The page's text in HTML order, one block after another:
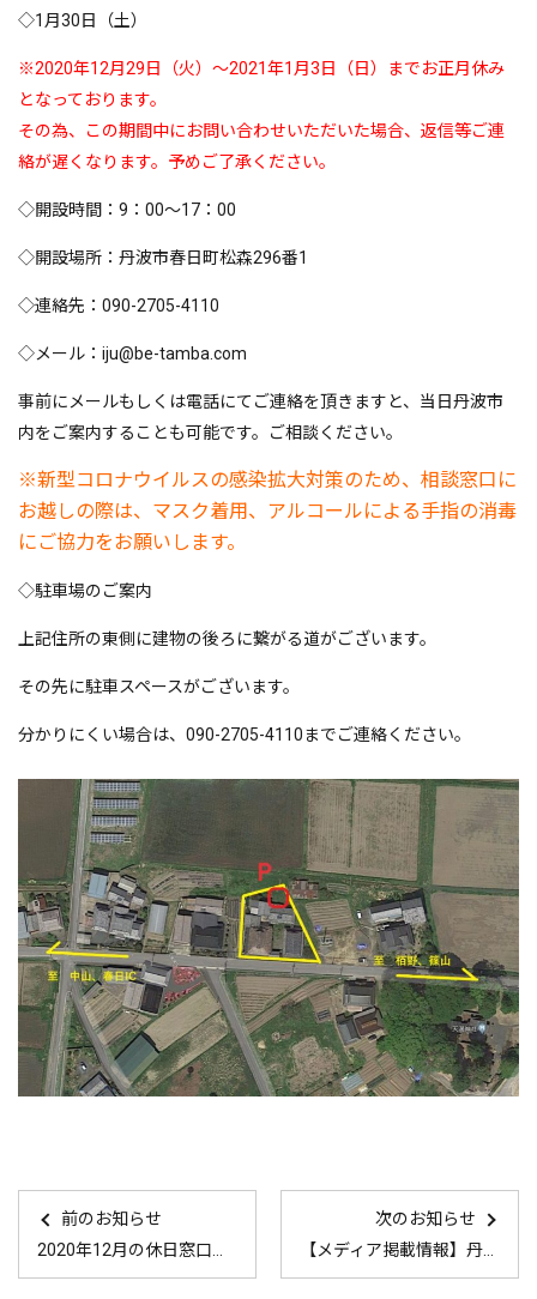
◇1月30日（土）
※2020年12月29日（火）～2021年1月3日（日）までお正月休み
となっております。
その為、この期間中にお問い合わせいただいた場合、返信等ご連
絡が遅くなります。 予めご了承ください。
◇開設時間：9：00～17：00
◇開設場所：丹波市春日町松森296番1
◇連絡先：090-2705-4110
◇メール：iju@be-tamba.com
事前にメールもしくは電話にてご連絡を頂きますと、当日丹波市
内をご案内することも可能です。ご相談ください。
※新型コロナウイルスの感染拡大対策のため、相談窓口に
お越しの際は、マスク着用、アルコールによる手指の消毒
にご協力をお願いします。
◇駐車場のご案内
上記住所の東側に建物の後ろに繋がる道がございます。
その先に駐車スペースがございます。
分かりにくい場合は、090-2705-4110までご連絡ください。
前のお知らせ
次のお知らせ
【メディア掲載情報】丹波新聞2020年12月20日